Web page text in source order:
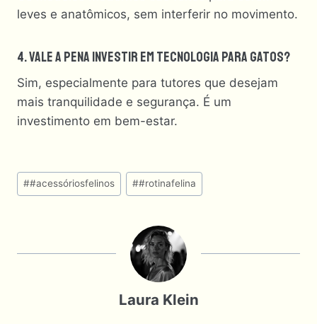
leves e anatômicos, sem interferir no movimento.
4. Vale A Pena Investir Em Tecnologia Para Gatos?
Sim, especialmente para tutores que desejam
mais tranquilidade e segurança. É um
investimento em bem-estar.
Tags
do
##acessóriosfelinos ##rotinafelina
Laura Klein